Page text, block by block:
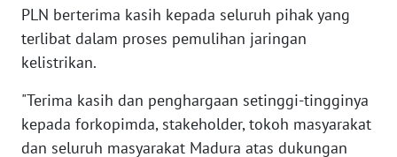
PLN berterima kasih kepada seluruh pihak yang
terlibat dalam proses pemulihan jaringan
kelistrikan.
"Terima kasih dan penghargaan setinggi-tingginya
kepada forkopimda, stakeholder, tokoh masyarakat
dan seluruh masyarakat Madura atas dukungan
SULTENG
WN
WN
BABEL